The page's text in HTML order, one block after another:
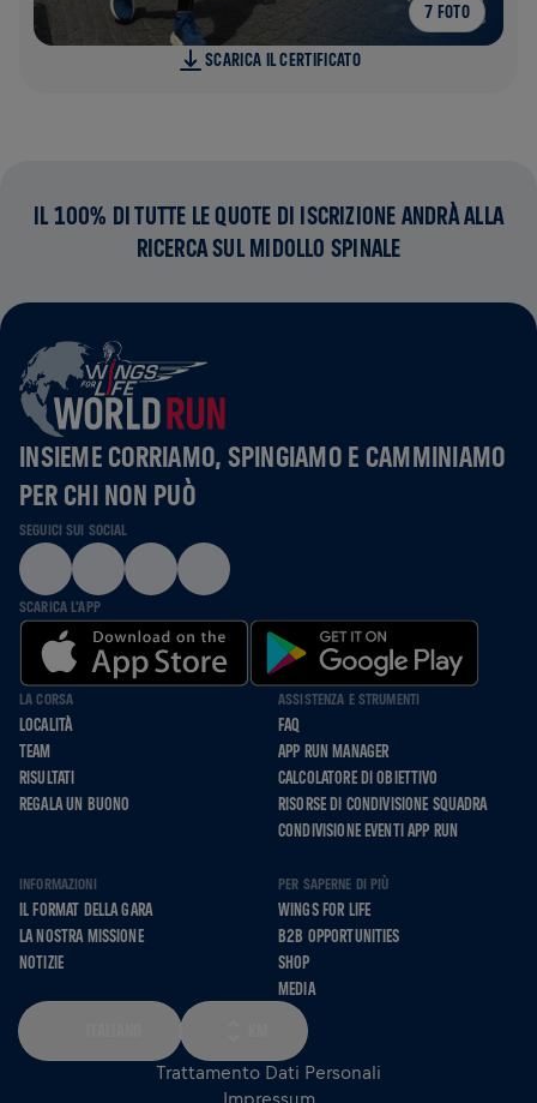
7 FOTO
SCARICA IL CERTIFICATO
IL 100% DI TUTTE LE QUOTE DI ISCRIZIONE ANDRÀ ALLA
RICERCA SUL MIDOLLO SPINALE
INSIEME CORRIAMO, SPINGIAMO E CAMMINIAMO
PER CHI NON PUÒ
SEGUICI SUI SOCIAL
SCARICA L'APP
LA CORSA
LOCALITÀ
TEAM
RISULTATI
REGALA UN BUONO
ASSISTENZA E STRUMENTI
FAQ
APP RUN MANAGER
CALCOLATORE DI OBIETTIVO
RISORSE DI CONDIVISIONE SQUADRA
CONDIVISIONE EVENTI APP RUN
INFORMAZIONI
IL FORMAT DELLA GARA
LA NOSTRA MISSIONE
NOTIZIE
PER SAPERNE DI PIÙ
WINGS FOR LIFE
B2B OPPORTUNITIES
SHOP
MEDIA
Trattamento Dati Personali